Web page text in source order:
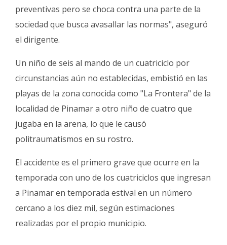
preventivas pero se choca contra una parte de la
sociedad que busca avasallar las normas", aseguró
el dirigente.
Un niño de seis al mando de un cuatriciclo por
circunstancias aún no establecidas, embistió en las
playas de la zona conocida como "La Frontera" de la
localidad de Pinamar a otro niño de cuatro que
jugaba en la arena, lo que le causó
politraumatismos en su rostro.
El accidente es el primero grave que ocurre en la
temporada con uno de los cuatriciclos que ingresan
a Pinamar en temporada estival en un número
cercano a los diez mil, según estimaciones
realizadas por el propio municipio.